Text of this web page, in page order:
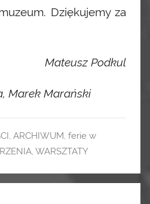
Dziękujemy za
Mateusz Podkul
Marek Marański
, ARCHIWUM, ferie w
, WARSZTATY